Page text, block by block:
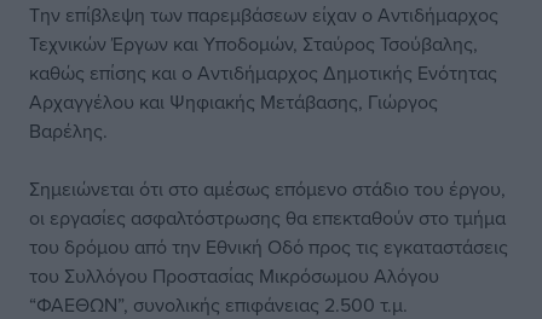
Την επίβλεψη των παρεμβάσεων είχαν ο Αντιδήμαρχος
Τεχνικών Έργων και Υποδομών, Σταύρος Τσούβαλης,
καθώς επίσης και ο Αντιδήμαρχος Δημοτικής Ενότητας
Αρχαγγέλου και Ψηφιακής Μετάβασης, Γιώργος
Βαρέλης.
Σημειώνεται ότι στο αμέσως επόμενο στάδιο του έργου,
οι εργασίες ασφαλτόστρωσης θα επεκταθούν στο τμήμα
του δρόμου από την Εθνική Οδό προς τις εγκαταστάσεις
του Συλλόγου Προστασίας Μικρόσωμου Αλόγου
“ΦΑΕΘΩΝ”, συνολικής επιφάνειας 2.500 τ.μ.